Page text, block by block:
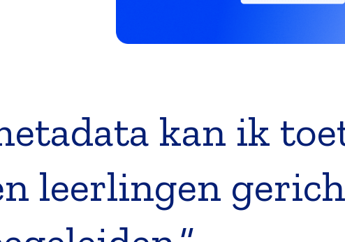
kan ik
leerlingen